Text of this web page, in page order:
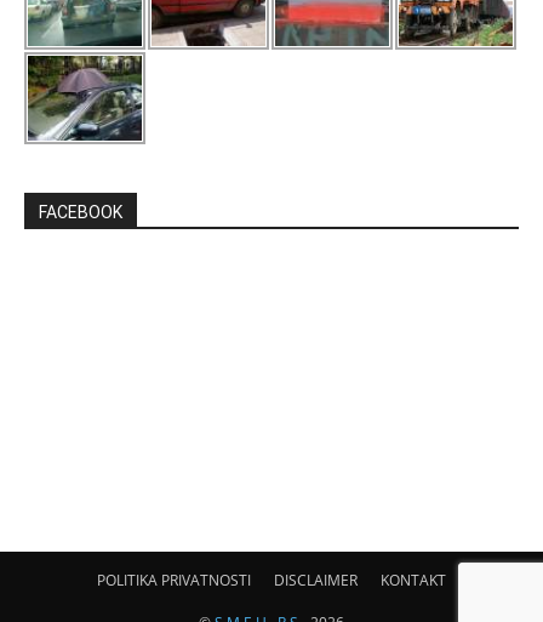
FACEBOOK
POLITIKA PRIVATNOSTI DISCLAIMER KONTAKT